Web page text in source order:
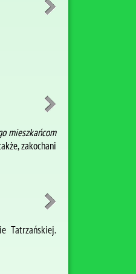
mieszkańcom
zakochani
Tatrzańskiej.